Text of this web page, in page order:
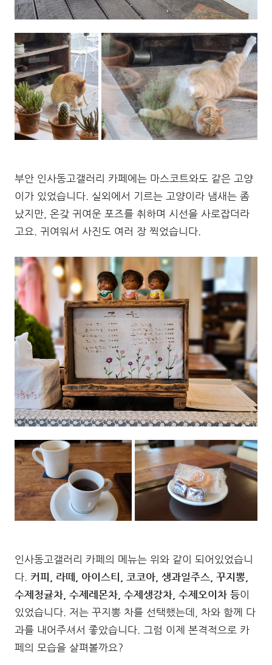
부안 인사동고갤러리 카페에는 마스코트와도 같은 고양
이가 있었습니다. 실외에서 기르는 고양이라 냄새는 좀
났지만, 온갖 귀여운 포즈를 취하며 시선을 사로잡더라
고요. 귀여워서 사진도 여러 장 찍었습니다.
인사동고갤러리 카페의 메뉴는 위와 같이 되어있었습니
다. 커피, 라떼, 아이스티, 코코아, 생과일주스, 꾸지뽕,
수제청귤차, 수제레몬차, 수제생강차, 수제오이차 등이
있었습니다. 저는 꾸지뽕 차를 선택했는데, 차와 함께 다
과를 내어주셔서 좋았습니다. 그럼 이제 본격적으로 카
페의 모습을 살펴볼까요?